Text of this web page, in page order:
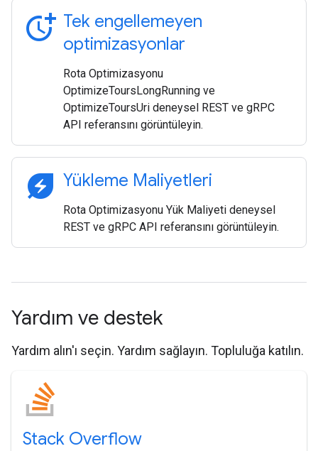
more_time Tek engellemeyen
optimizasyonlar
Rota Optimizasyonu
OptimizeToursLongRunning ve
OptimizeToursUri deneysel REST ve gRPC
API referansını görüntüleyin.
energy_savings_leaf Yükleme Maliyetleri
Rota Optimizasyonu Yük Maliyeti deneysel
REST ve gRPC API referansını görüntüleyin.
Yardım ve destek
Yardım alın'ı seçin. Yardım sağlayın. Topluluğa katılın.
Stack Overflow